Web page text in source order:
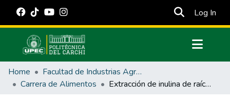
Log In
Communities & Collections
All of DSpace
Home
Facultad de Industrias Agropecuarias y Ciencias Ambientales
Carrera de Alimentos
Extracción de inulina de raíces y tallos de la provincia del Carchi y su utilización en el desarrollo de un yogurt líquido y un helado cremoso